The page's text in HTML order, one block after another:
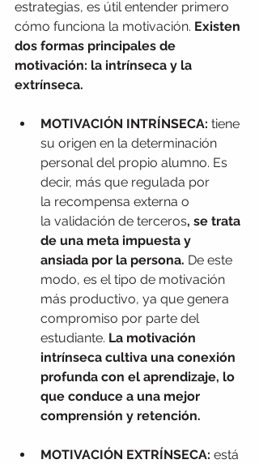
estrategias, es útil entender primero
cómo funciona la motivación. Existen
dos formas principales de
motivación: la intrínseca y la
extrínseca.
MOTIVACIÓN INTRÍNSECA: tiene
su origen en la determinación
personal del propio alumno. Es
decir, más que regulada por
la recompensa externa o
la validación de terceros, se trata
de una meta impuesta y
ansiada por la persona. De este
modo, es el tipo de motivación
más productivo, ya que genera
compromiso por parte del
estudiante. La motivación
intrínseca cultiva una conexión
profunda con el aprendizaje, lo
que conduce a una mejor
comprensión y retención.
MOTIVACIÓN EXTRÍNSECA: está